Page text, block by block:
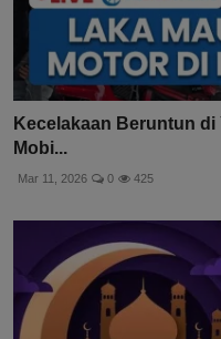
Kecelakaan Beruntun
Mobi...
Mar 11, 2026 0 425